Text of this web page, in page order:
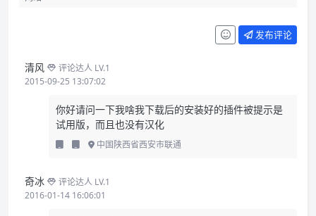
发布评论
清风
评论达人 LV.1
2015-09-25 13:07:02
你好请问一下我啥我下载后的安装好的插件被提示是
试用版，而且也没有汉化
中国陕西省西安市联通
奇冰
评论达人 LV.1
2016-01-14 16:06:01